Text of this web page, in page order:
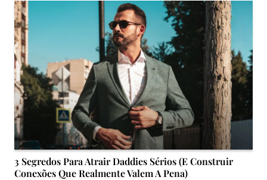
3 Segredos Para Atrair Daddies Sérios (E Construir
Conexões Que Realmente Valem A Pena)